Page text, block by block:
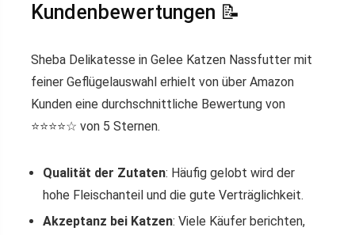
Kundenbewertungen 📝
Sheba Delikatesse in Gelee Katzen Nassfutter mit
feiner Geflügelauswahl erhielt von über Amazon
Kunden eine durchschnittliche Bewertung von
⭐️⭐️⭐️⭐️☆ von 5 Sternen.
Qualität der Zutaten: Häufig gelobt wird der
hohe Fleischanteil und die gute Verträglichkeit.
Akzeptanz bei Katzen: Viele Käufer berichten,